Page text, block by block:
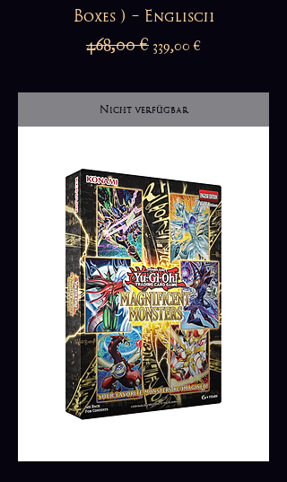
Boxes ) - Englisch
Standardpreis
468,00 € Sale-Preis
339,00 €
Nicht verfügbar